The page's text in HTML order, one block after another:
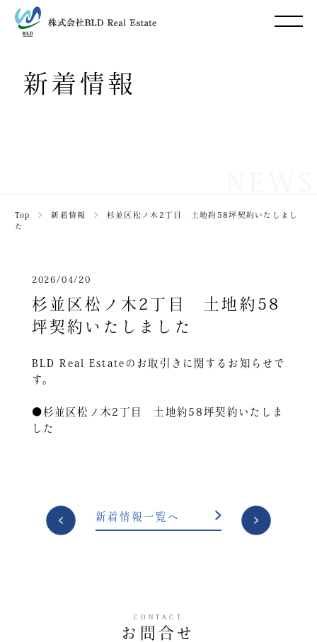
新着情報
Top ＞ 新着情報 ＞
杉並区松ノ木2丁目 土地約58坪契約いたしまし
た
2026/04/20
杉並区松ノ木2丁目 土地約58
坪契約いたしました
BLD Real Estateのお取引きに関するお知らせで
す。
●杉並区松ノ木2丁目 土地約58坪契約いたしま
した
投
稿
新着情報一覧へ
CONTACT
お問合せ